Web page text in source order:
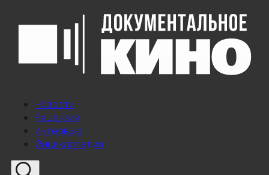
Новости
Рецензии
Интервью
Энциклопедия